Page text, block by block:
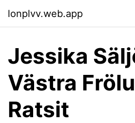
lonplvv.web.app
Jessika
Västra
Ratsit